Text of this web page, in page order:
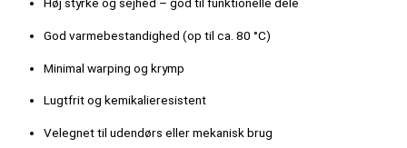
Høj styrke og sejhed – god til funktionelle dele
God varmebestandighed (op til ca. 80 °C)
Minimal warping og krymp
Lugtfrit og kemikalieresistent
Velegnet til udendørs eller mekanisk brug